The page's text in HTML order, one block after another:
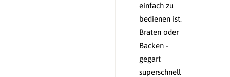
einfach zu
bedienen ist.
Braten oder
Backen -
gegart
superschnell